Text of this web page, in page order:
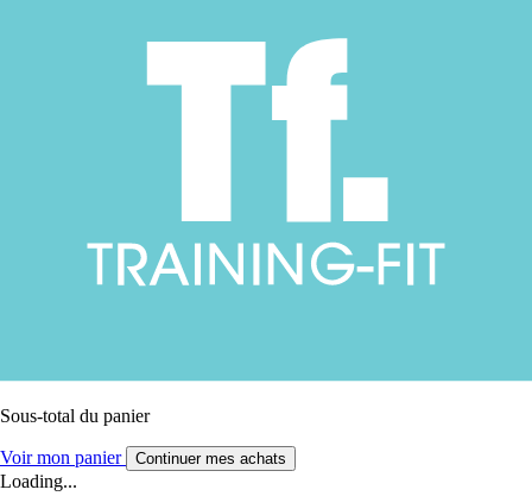
Sous-total du panier
Voir mon panier Continuer mes achats
Loading...